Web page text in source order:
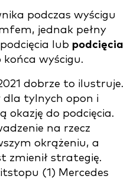
podczas wyścigu
jednak pełny
lub podcięcia
końca wyścigu.
dobrze to ilustruje.
dla tylnych opon i
okazję do podcięcia.
na rzecz
okrążeniu, a
zmienił strategię.
(1) Mercedes